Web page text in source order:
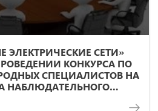
ЭЛЕКТРИЧЕСКИЕ СЕТИ»
КОНКУРСА ПО
СПЕЦИАЛИСТОВ НА
НАБЛЮДАТЕЛЬНОГО